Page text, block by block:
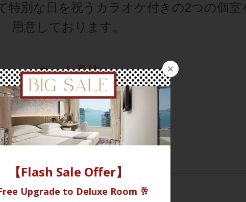
特別な日を祝うカラオケ付きの2つの個室
用意しております。
ネット予约
View Video